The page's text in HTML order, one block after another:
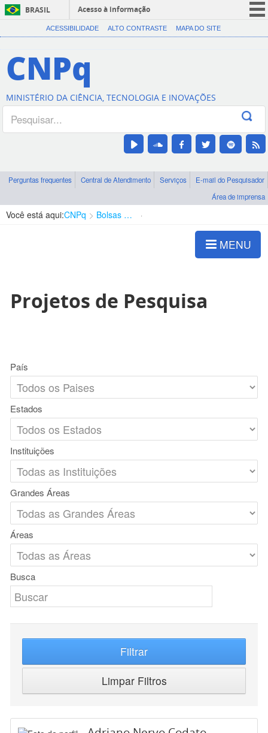
BRASIL
Acesso à informação
CORONAVÍRUS (COVID-19)
Canais
ACESSIBILIDADE ALTO CONTRASTE MAPA DO SITE
CNPq
MINISTÉRIO DA CIÊNCIA, TECNOLOGIA E INOVAÇÕES
Perguntas frequentes Central de Atendimento Serviços
E-mail do Pesquisador
Área de imprensa
Você está aqui:CNPq Bolsas e Auxílios Vigentes
MENU
Projetos de Pesquisa
País
Estados
Instituições
Grandes Áreas
Áreas
Busca
Filtrar
Limpar Filtros